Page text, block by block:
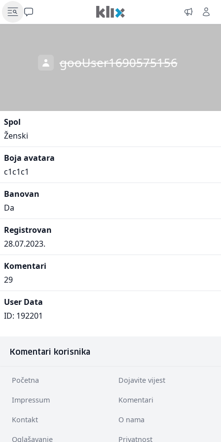
gooUser1690575156
Spol
Ženski
Boja avatara
c1c1c1
Banovan
Da
Registrovan
28.07.2023.
Komentari
29
User Data
ID: 192201
Komentari korisnika
Početna Dojavite vijest
Impressum Komentari
Kontakt O nama
Oglašavanje Privatnost